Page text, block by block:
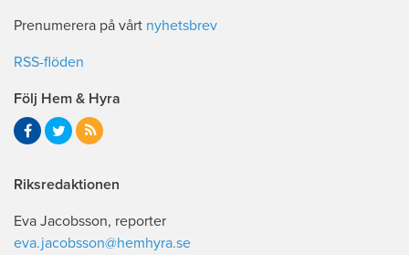
Prenumerera på vårt nyhetsbrev
RSS-flöden
Följ Hem & Hyra
Riksredaktionen
Eva Jacobsson, reporter
eva.jacobsson@hemhyra.se